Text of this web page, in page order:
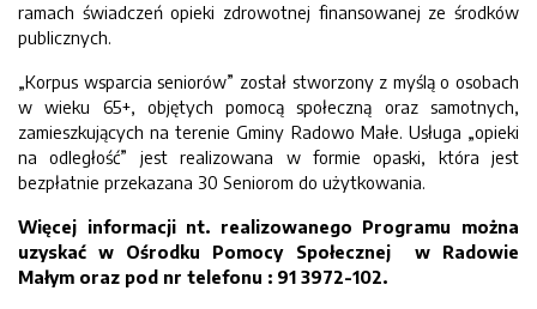
ramach świadczeń opieki zdrowotnej finansowanej ze środków
publicznych.
„Korpus wsparcia seniorów” został stworzony z myślą o osobach
w wieku 65+, objętych pomocą społeczną oraz samotnych,
zamieszkujących na terenie Gminy Radowo Małe. Usługa „opieki
na odległość” jest realizowana w formie opaski, która jest
bezpłatnie przekazana 30 Seniorom do użytkowania.
Więcej informacji nt. realizowanego Programu można
uzyskać w Ośrodku Pomocy Społecznej w Radowie
Małym oraz pod nr telefonu : 91 3972-102.